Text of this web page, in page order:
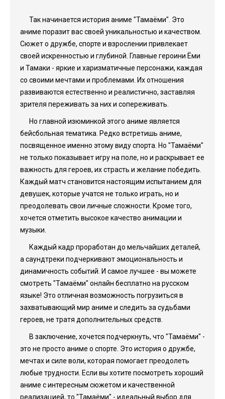
Так начинается история аниме "Тамаёми". Это
аниме поразит вас своей уникальностью и качеством.
Сюжет о дружбе, спорте и взрослении привлекает
своей искренностью и глубиной. Главные героини Ёми
и Тамаки - яркие и харизматичные персонажи, каждая
со своими мечтами и проблемами. Их отношения
развиваются естественно и реалистично, заставляя
зрителя переживать за них и сопереживать.
Но главной изюминкой этого аниме является
бейсбольная тематика. Редко встретишь аниме,
посвященное именно этому виду спорта. Но "Тамаёми"
не только показывает игру на поле, но и раскрывает ее
важность для героев, их страсть и желание победить.
Каждый матч становится настоящим испытанием для
девушек, которые учатся не только играть, но и
преодолевать свои личные сложности. Кроме того,
хочется отметить высокое качество анимации и
музыки.
Каждый кадр проработан до мельчайших деталей,
а саундтреки подчеркивают эмоциональность и
динамичность событий. И самое лучшее - вы можете
смотреть "Тамаёми" онлайн бесплатно на русском
языке! Это отличная возможность погрузиться в
захватывающий мир аниме и следить за судьбами
героев, не тратя дополнительных средств.
В заключение, хочется подчеркнуть, что "Тамаёми" -
это не просто аниме о спорте. Это история о дружбе,
мечтах и силе воли, которая помогает преодолеть
любые трудности. Если вы хотите посмотреть хороший
аниме с интересным сюжетом и качественной
реализацией, то "Тамаёми" - идеальный выбор для